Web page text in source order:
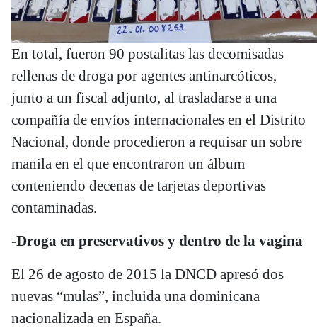
En total, fueron 90 postalitas las decomisadas
rellenas de droga por agentes antinarcóticos,
junto a un fiscal adjunto, al trasladarse a una
compañía de envíos internacionales en el Distrito
Nacional, donde procedieron a requisar un sobre
manila en el que encontraron un álbum
conteniendo decenas de tarjetas deportivas
contaminadas.
-Droga en preservativos y dentro de la vagina
El 26 de agosto de 2015 la DNCD apresó dos
nuevas “mulas”, incluida una dominicana
nacionalizada en España.